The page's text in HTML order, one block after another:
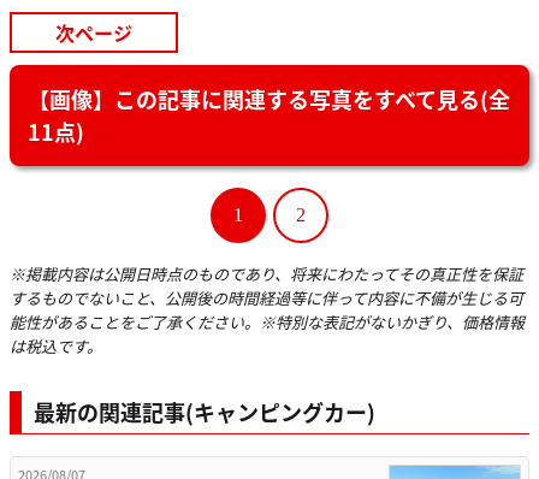
次ページ
【画像】この記事に関連する写真をすべて見る(全
11点)
1 2
※掲載内容は公開日時点のものであり、将来にわたってその真正性を保証
するものでないこと、公開後の時間経過等に伴って内容に不備が生じる可
能性があることをご了承ください。※特別な表記がないかぎり、価格情報
は税込です。
最新の関連記事(キャンピングカー)
2026/08/07